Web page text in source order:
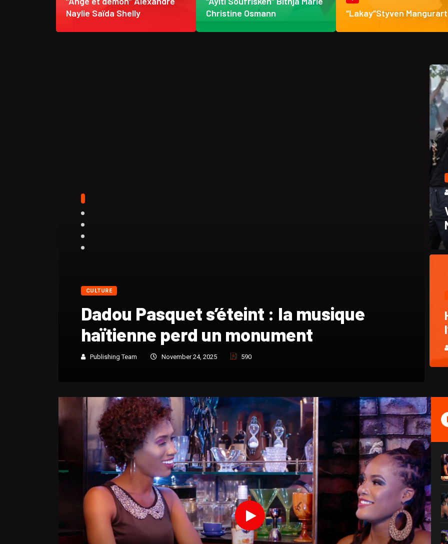
Naylie Saïda Shelly
Christine Osmann
“Lakay”Styven Mangurart
CULTURE
Portrait biographique et hommage à
André « Dadou » Pasquet
Publishing Team November 24, 2025 764